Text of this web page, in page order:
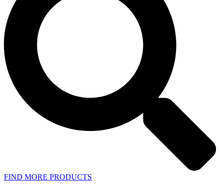
FIND MORE PRODUCTS